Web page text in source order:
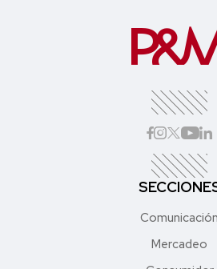
Comunicación
Mercadeo